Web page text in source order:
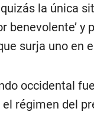
la única
benevolente’ y
surja uno en
occidental
régimen del